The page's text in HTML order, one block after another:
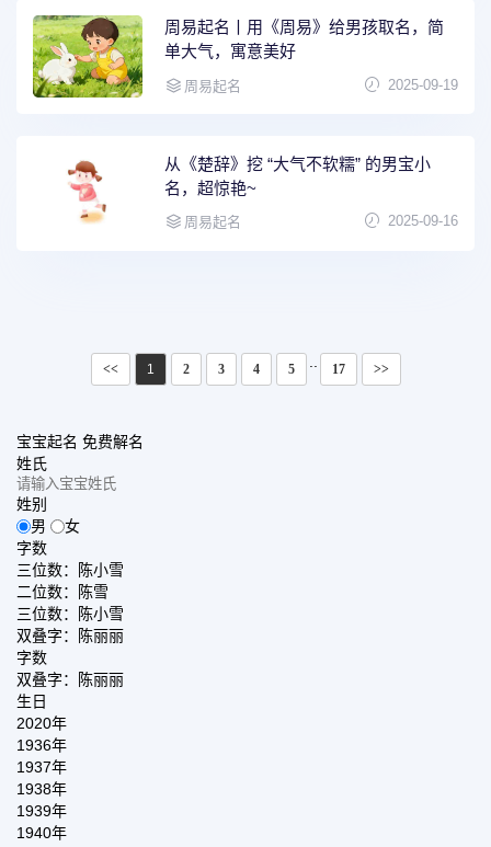
周易起名丨用《周易》给男孩取名，简
单大气，寓意美好
周易起名 2025-09-19
从《楚辞》挖 “大气不软糯” 的男宝小
名，超惊艳~
周易起名 2025-09-16
<< 1 2 3 4 5 17 >>
宝宝起名 免费解名
姓氏
姓别
男
女
字数
三位数：陈小雪
二位数：陈雪
三位数：陈小雪
双叠字：陈丽丽
字数
双叠字：陈丽丽
生日
2020年
1936年
1937年
1938年
1939年
1940年